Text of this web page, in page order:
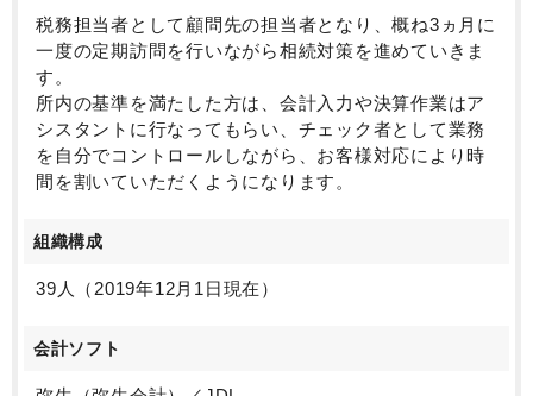
税務担当者として顧問先の担当者となり、概ね3ヵ月に
一度の定期訪問を行いながら相続対策を進めていきま
す。
所内の基準を満たした方は、会計入力や決算作業はア
シスタントに行なってもらい、チェック者として業務
を自分でコントロールしながら、お客様対応により時
間を割いていただくようになります。
組織構成
39人（2019年12月1日現在）
会計ソフト